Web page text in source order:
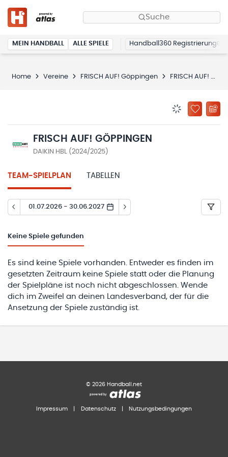
Suche
MEIN HANDBALL ALLE SPIELE Handball360 Registrierung
Home Vereine FRISCH AUF! Göppingen FRISCH AUF! Göppingen
ZU
FRISCH AUF! GÖPPINGEN
DAIKIN HBL (2024/2025)
TEAM-SPIELPLAN TABELLEN
01.07.2026 - 30.06.2027
Keine Spiele gefunden
Es sind keine Spiele vorhanden. Entweder es finden im
gesetzten Zeitraum keine Spiele statt oder die Planung
der Spielpläne ist noch nicht abgeschlossen. Wende
dich im Zweifel an deinen Landesverband, der für die
Ansetzung der Spiele zuständig ist.
© 2026 Handball.net
Impressum Datenschutz Nutzungsbedingungen